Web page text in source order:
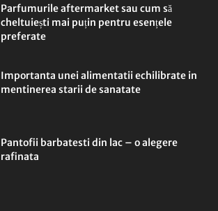
Parfumurile aftermarket sau cum să
cheltuiești mai puțin pentru esențele
preferate
Importanta unei alimentatii echilibrate in
mentinerea starii de sanatate
Pantofii barbatesti din lac – o alegere
rafinata